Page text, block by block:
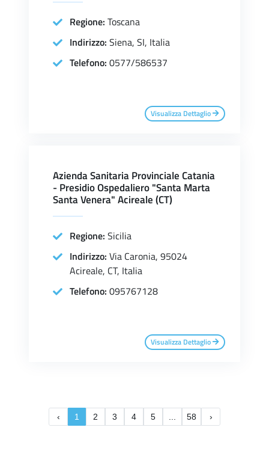
Regione: Toscana
Indirizzo: Siena, SI, Italia
Telefono: 0577/586537
Visualizza Dettaglio
Azienda Sanitaria Provinciale Catania
- Presidio Ospedaliero "Santa Marta
Santa Venera" Acireale (CT)
Regione: Sicilia
Indirizzo: Via Caronia, 95024
Acireale, CT, Italia
Telefono: 095767128
Visualizza Dettaglio
‹ 1 2 3 4 5 58 ›